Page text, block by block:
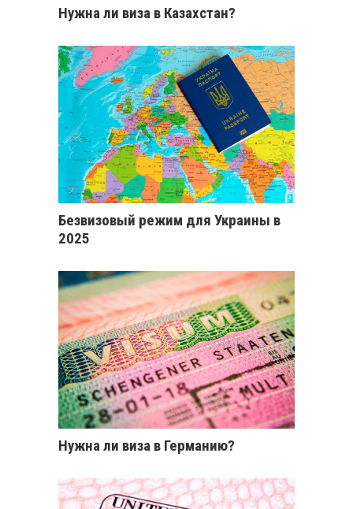
Нужна ли виза в Казахстан?
Безвизовый режим для Украины в
2025
Нужна ли виза в Германию?